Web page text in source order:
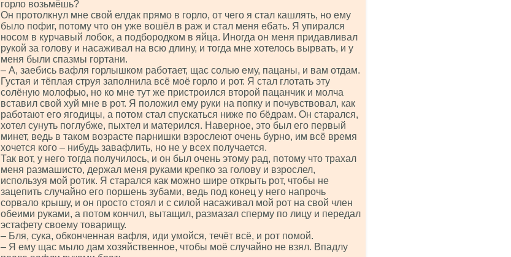
горло возьмёшь?
Он протолкнул мне свой елдак прямо в горло, от чего я стал кашлять, но ему
было пофиг, потому что он уже вошёл в раж и стал меня ебать. Я упирался
носом в курчавый лобок, а подбородком в яйца. Иногда он меня придавливал
рукой за голову и насаживал на всю длину, и тогда мне хотелось вырвать, и у
меня были спазмы гортани.
– А, заебись вафля горлышком работает, щас солью ему, пацаны, и вам отдам.
Густая и тёплая струя заполнила всё моё горло и рот. Я стал глотать эту
солёную молофью, но ко мне тут же пристроился второй пацанчик и молча
вставил свой хуй мне в рот. Я положил ему руки на попку и почувствовал, как
работают его ягодицы, а потом стал спускаться ниже по бёдрам. Он старался,
хотел сунуть поглубже, пыхтел и матерился. Наверное, это был его первый
минет, ведь в таком возрасте парнишки взрослеют очень бурно, им всё время
хочется кого – нибудь завафлить, но не у всех получается.
Так вот, у него тогда получилось, и он был очень этому рад, потому что трахал
меня размашисто, держал меня руками крепко за голову и взрослел,
используя мой ротик. Я старался как можно шире открыть рот, чтобы не
зацепить случайно его поршень зубами, ведь под конец у него напрочь
сорвало крышу, и он просто стоял и с силой насаживал мой рот на свой член
обеими руками, а потом кончил, вытащил, размазал сперму по лицу и передал
эстафету своему товарищу.
– Бля, сука, обконченная вафля, иди умойся, течёт всё, и рот помой.
– Я ему щас мыло дам хозяйственное, чтобы моё случайно не взял. Впадлу